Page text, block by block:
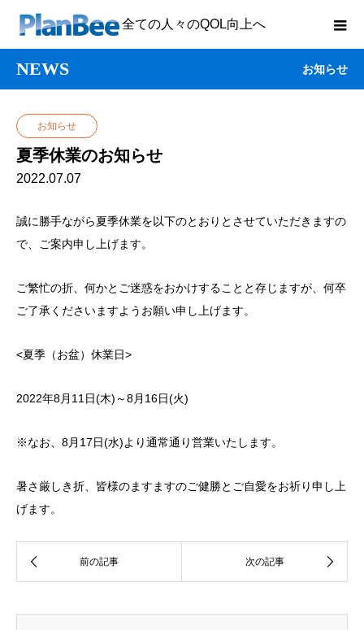
全ての人々のQOL向上へ
NEWS お知らせ
お知らせ
夏季休業のお知らせ
2022.07.07
誠に勝手ながら夏季休業を以下のとおりとさせていただきますの
で、ご案内申し上げます。
ご繁忙の折、何かとご迷惑をおかけすることと存じますが、何卒
ご了承くださいますようお願い申し上げます。
<夏季（お盆）休業日>
2022年8月11日(木)～8月16日(火)
※なお、8月17日(水)より通常通り営業いたします。
暑さ厳しき折、皆様のますますのご健勝とご自愛をお祈り申し上
げます。